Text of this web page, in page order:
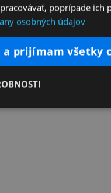
poprípade ich
osobných údajov
a prijímam všetky